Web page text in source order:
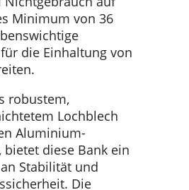
Minimum von 36
die Einhaltung von
robustem,
Lochblech
Aluminium-
bietet diese Bank ein
Stabilität und
Die